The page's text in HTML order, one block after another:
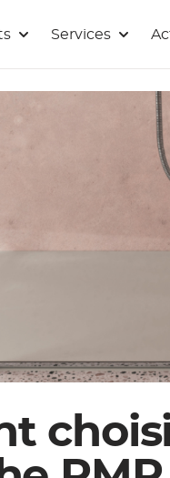
Services